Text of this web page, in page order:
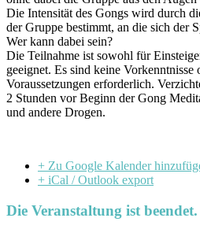
Die Intensität des Gongs wird durch
der Gruppe bestimmt, an die sich der
Wer kann dabei sein?
Die Teilnahme ist sowohl für
geeignet. Es sind keine Vorkenntnisse
Voraussetzungen erforderlich.
2 Stunden vor Beginn der Gong
und andere Drogen.
+ Zu Google Kalender
+ iCal / Outlook export
Die Veranstaltung ist beendet.